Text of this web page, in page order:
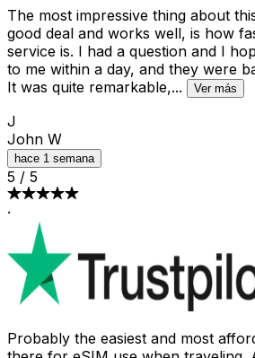
The most impressive thing about
good deal and works well, is how
service is. I had a question and I
to me within a day, and they were
It was quite remarkable,... Ver más
J
John W
hace 1 semana
5 / 5
·
Probably the easiest and most